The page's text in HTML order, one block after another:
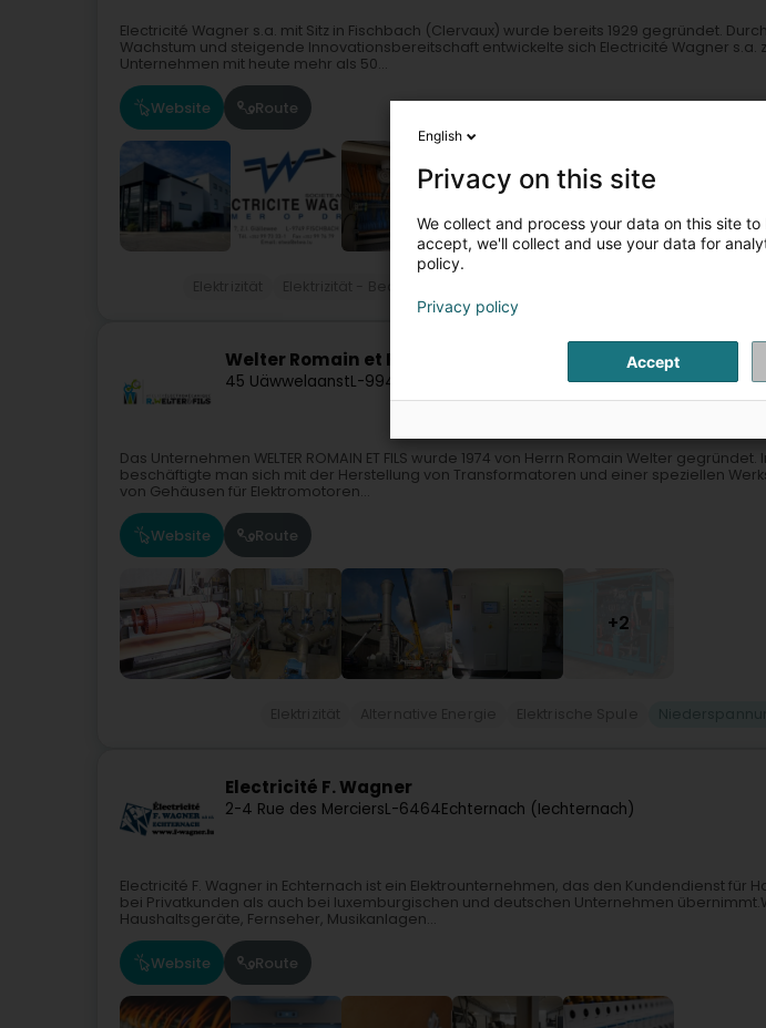
Electricité Wagner s.a. mit Sitz in Fischbach (Clervaux) wurde bereits 1929 gegründet.
Wachstum und steigende Innovationsbereitschaft entwickelte sich Electricité Wagner s.a.
Unternehmen mit heute mehr als 50...
Website Route
+26
Welter Romain et Fils
45 UäwwelaanstL-9940 Asselborn (Aasselbur)
Das Unternehmen WELTER ROMAIN ET FILS wurde 1974 von Herrn Romain Welter
beschäftigte man sich mit der Herstellung von Transformatoren und einer speziellen
von Gehäusen für Elektromotoren...
Website Route
+2
Electricité F. Wagner
2-4 Rue des MerciersL-6464Echternach (Iechternach)
Electricité F. Wagner in Echternach ist ein Elektrounternehmen, das den Kundendienst für
bei Privatkunden als auch bei luxemburgischen und deutschen Unternehmen
Haushaltsgeräte, Fernseher, Musikanlagen...
Website Route
English
Privacy on this site
We collect and process your data on this site
accept, we'll collect and use your data for
policy.
Privacy policy
Accept